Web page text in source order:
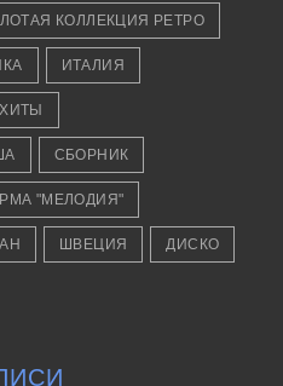
КОЛЛЕКЦИЯ РЕТРО
ИТАЛИЯ
СБОРНИК
"МЕЛОДИЯ"
ШВЕЦИЯ ДИСКО